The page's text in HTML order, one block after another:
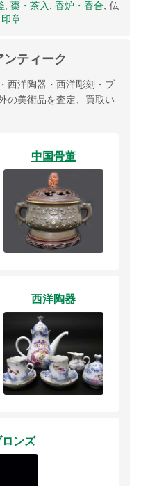
, 棗・茶入, 香炉・香合, 仏
印章
ティーク
西洋陶器・西洋彫刻・ブ
の美術品を査定、買取い
中国骨董
西洋陶器
ンズ